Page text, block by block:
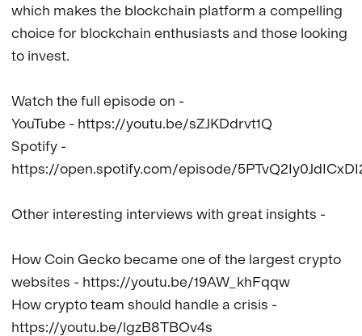
which makes the blockchain platform a compelling
choice for blockchain enthusiasts and those looking
to invest.
Watch the full episode on -
YouTube - https://youtu.be/sZJKDdrvt1Q
Spotify -
https://open.spotify.com/episode/
Other interesting interviews with great insights -
How Coin Gecko became one of the largest crypto
websites - https://youtu.be/19AW_khFqqw
How crypto team should handle a crisis -
https://youtu.be/lgzB8TBOv4s